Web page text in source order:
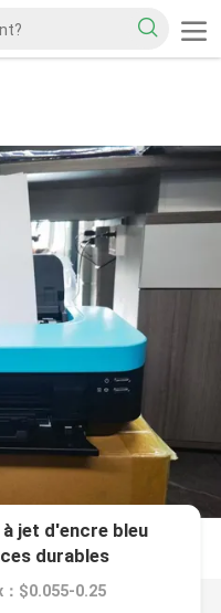
jet d'encre bleu
durables
：$0.055-0.25